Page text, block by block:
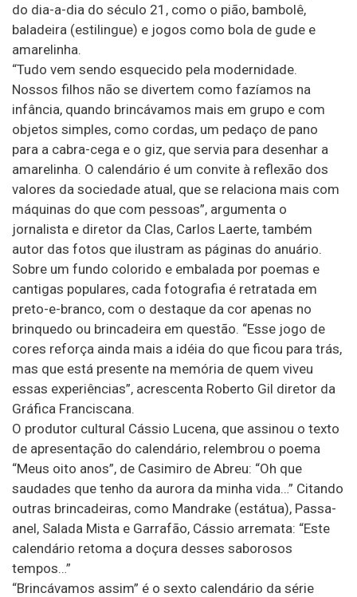
do dia-a-dia do século 21, como o pião, bambolê,
baladeira (estilingue) e jogos como bola de gude e
amarelinha.
“Tudo vem sendo esquecido pela modernidade.
Nossos filhos não se divertem como fazíamos na
infância, quando brincávamos mais em grupo e com
objetos simples, como cordas, um pedaço de pano
para a cabra-cega e o giz, que servia para desenhar a
amarelinha. O calendário é um convite à reflexão dos
valores da sociedade atual, que se relaciona mais com
máquinas do que com pessoas”, argumenta o
jornalista e diretor da Clas, Carlos Laerte, também
autor das fotos que ilustram as páginas do anuário.
Sobre um fundo colorido e embalada por poemas e
cantigas populares, cada fotografia é retratada em
preto-e-branco, com o destaque da cor apenas no
brinquedo ou brincadeira em questão. “Esse jogo de
cores reforça ainda mais a idéia do que ficou para trás,
mas que está presente na memória de quem viveu
essas experiências”, acrescenta Roberto Gil diretor da
Gráfica Franciscana.
O produtor cultural Cássio Lucena, que assinou o texto
de apresentação do calendário, relembrou o poema
“Meus oito anos”, de Casimiro de Abreu: “Oh que
saudades que tenho da aurora da minha vida…” Citando
outras brincadeiras, como Mandrake (estátua), Passa-
anel, Salada Mista e Garrafão, Cássio arremata: “Este
calendário retoma a doçura desses saborosos
tempos…”
“Brincávamos assim” é o sexto calendário da série